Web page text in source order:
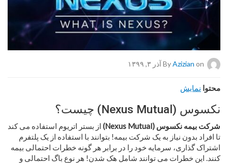
By Azizian on آذر ۳, ۱۳۹۹
محتوا نمایش
نکسوس (Nexus Mutual) چیست؟
شرکت بیمه نکسوس (Nexus Mutual)
از بستر اتریوم استفاده می کند
تا افراد بدون نیاز به یک شرکت بیمه! بتوانند با استفاده از یک پلتفرم
اشتراک گذاری، سرمایه خود را در برابر هر گونه خطرات احتمالی بیمه
کنند. این خطرات می توانند شامل هک شدن! هر نوع باگ احتمالی و